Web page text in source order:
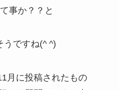
事か？？と
うですね(^ ^)
月に投稿されたもの